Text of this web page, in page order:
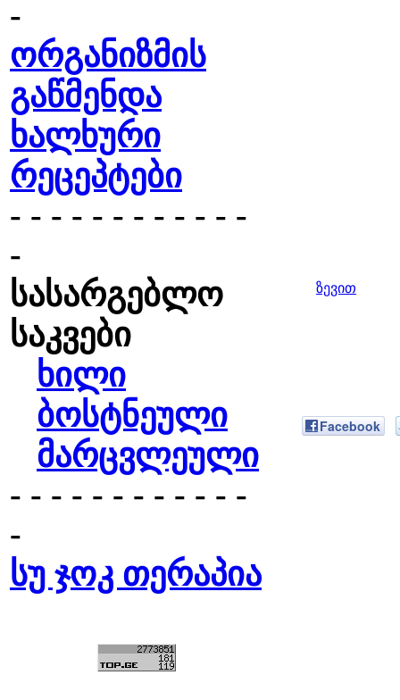
-
ორგანიზმის
გაწმენდა
ხალხური
რეცეპტები
- - - - - - - - - - - -
-
სასარგებლო
საკვები
ხილი
ბოსტნეული
მარცვლეული
- - - - - - - - - - - -
-
სუ ჯოკ თერაპია
ზევით
Facebook